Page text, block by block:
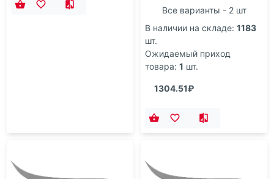
Все варианты - 2 шт
В наличии на складе: 1183
шт.
Ожидаемый приход
товара: 1 шт.
1304.51₽